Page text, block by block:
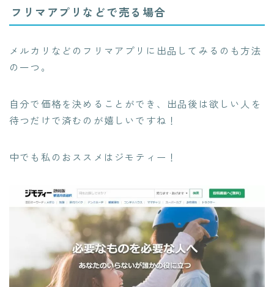
フリマアプリなどで売る場合
メルカリなどのフリマアプリに出品してみるのも方法
の一つ。
自分で価格を決めることができ、出品後は欲しい人を
待つだけで済むのが嬉しいですね！
中でも私のおススメはジモティー！